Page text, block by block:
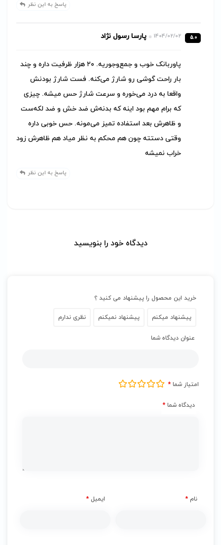
پاسخ به این نظر
5.0
1404/02/02 پارسا رسول نژاد
پاوربانک خوب و جمع‌وجوریه. ۲۰ هزار ظرفیت داره و چند
بار راحت گوشی رو شارژ می‌کنه. فست شارژ بودنش
واقعا به درد می‌خوره و سرعت شارژ حس میشه. چیزی
که برام مهم بود اینه که بدنه‌ش ضد خش و ضد لکه‌ست
و ظاهرش بعد استفاده تمیز می‌مونه. حس خوبی داره
وقتی دستته چون هم محکم به نظر میاد هم ظاهرش زود
خراب نمیشه
پاسخ به این نظر
دیدگاه خود را بنویسید
خرید این محصول را پیشنهاد می کنید ؟
پیشنهاد میکنم پیشنهاد نمیکنم نظری ندارم
عنوان دیدگاه شما
امتیاز شما *
دیدگاه شما *
نام * ایمیل *